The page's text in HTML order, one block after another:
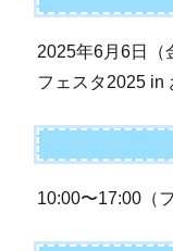
2025年6月6日（
フェスタ2025 in
10:00〜17:00（